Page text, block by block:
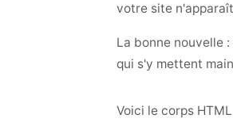
votre site
La bonne nouvelle
qui s'y mettent
Voici le corps